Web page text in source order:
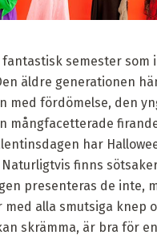
fantastisk semester som
äldre generationen
med fördömelse, den
mångfacetterade
har
finns
presenteras de inte,
alla smutsiga knep
skrämma, är bra för en